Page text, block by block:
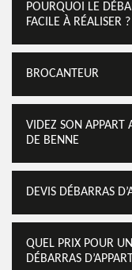
POURQUOI LE
FACILE À RÉALISER ?
BROCANTEUR
VIDEZ SON APPART
DE BENNE
DEVIS DÉBARRAS
QUEL PRIX POUR
DÉBARRAS